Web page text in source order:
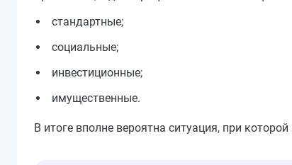
стандартные;
социальные;
инвестиционные;
имущественные.
В итоге вполне вероятна ситуация, при